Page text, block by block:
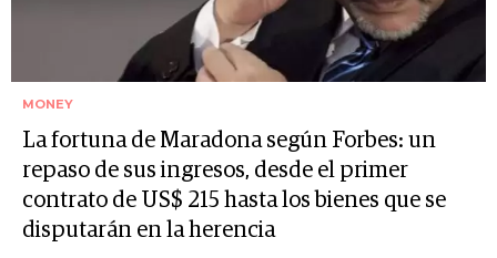
MONEY
La fortuna de Maradona según Forbes: un
repaso de sus ingresos, desde el primer
contrato de US$ 215 hasta los bienes que se
disputarán en la herencia